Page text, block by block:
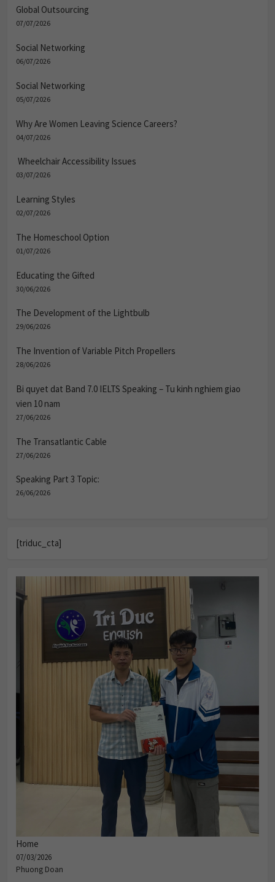
Global Outsourcing
07/07/2026
Social Networking
06/07/2026
Social Networking
05/07/2026
Why Are Women Leaving Science Careers?
04/07/2026
Wheelchair Accessibility Issues
03/07/2026
Learning Styles
02/07/2026
The Homeschool Option
01/07/2026
Educating the Gifted
30/06/2026
The Development of the Lightbulb
29/06/2026
The Invention of Variable Pitch Propellers
28/06/2026
Bi quyet dat Band 7.0 IELTS Speaking – Tu kinh nghiem giao
vien 10 nam
27/06/2026
The Transatlantic Cable
27/06/2026
Speaking Part 3 Topic:
26/06/2026
[triduc_cta]
Home
07/03/2026
Phuong Doan